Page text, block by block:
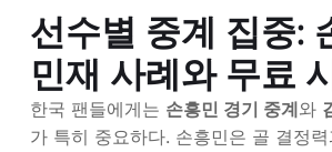
선수별 중계 집중:
민재 사례와 무료
한국 팬들에게는 손흥민 경기 중계와
가 특히 중요하다. 손흥민은 골 결정